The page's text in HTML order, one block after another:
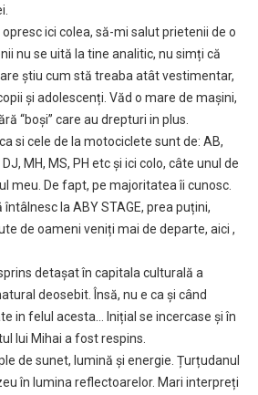
opresc ici colea, să-mi salut prietenii de o
nu se uită la tine analitic, nu simți că
știu cum stă treaba atât vestimentar,
și adolescenți. Văd o mare de mașini,
“boși” care au drepturi in plus.
si cele de la motociclete sunt de: AB,
DJ, MH, MS, PH etc și ici colo, câte unul de
meu. De fapt, pe majoritatea îi cunosc.
la ABY STAGE, prea puțini,
de oameni veniți mai de departe, aici ,
detașat în capitala culturală a
deosebit. Însă, nu e ca și când
in felul acesta… Inițial se incercase și în
lui Mihai a fost respins.
de sunet, lumină și energie. Țurțudanul
în lumina reflectoarelor. Mari interpreți